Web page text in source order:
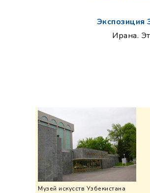
Экспозиция
Ирана.
Музей искусств Узбекистана